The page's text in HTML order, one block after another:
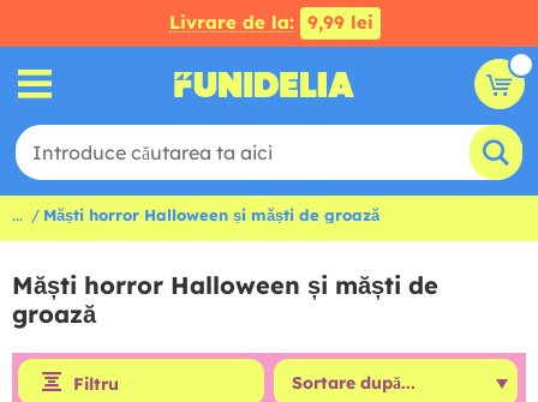
Livrare de la: 9,99 lei
... Măști horror Halloween și măști de groază
Măști horror Halloween și măști de
groază
Filtru